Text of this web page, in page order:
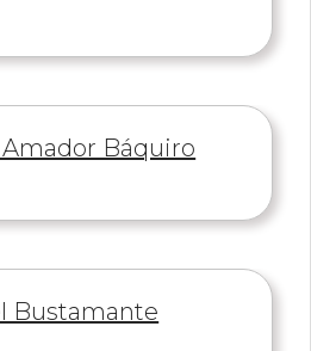
Báquiro
Bustamante